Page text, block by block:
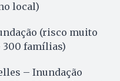
local)
(risco muito
300 famílias)
– Inundação